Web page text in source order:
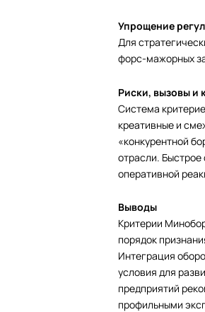
Упрощение
Для
форс-мажорных
Риски, вызовы и
Система
креативные и
«конкурентной
отрасли. Быстрое
оперативной
Выводы
Критерии
порядок
Интеграция
условия для
предприятий
профильными